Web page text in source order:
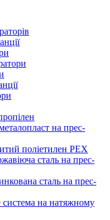
на прес-
поліетилен PEX
сталь на прес-
сталь на прес-
на натяжному